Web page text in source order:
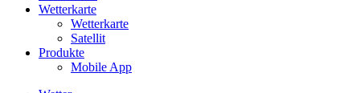
Wetterkarte
Wetterkarte
Satellit
Produkte
Mobile App